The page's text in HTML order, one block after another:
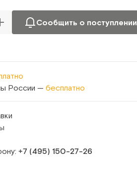
Сообщить о поступлении
России — бесплатно
+7 (495) 150‑27‑26